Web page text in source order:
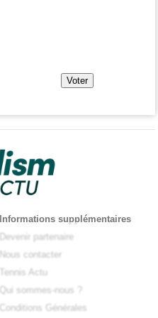
Informations supplémentaires
Devenir partenaire
Nous contacter
Tennis Actu
Qui sommes-nous ?
Conditions Générales